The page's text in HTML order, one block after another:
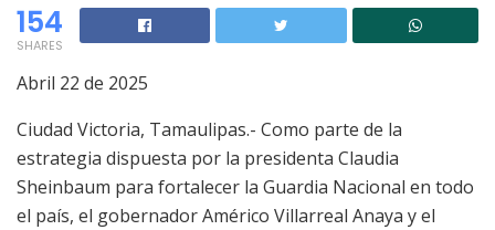
154
SHARES
Abril 22 de 2025
Ciudad Victoria, Tamaulipas.- Como parte de la
estrategia dispuesta por la presidenta Claudia
Sheinbaum para fortalecer la Guardia Nacional en todo
el país, el gobernador Américo Villarreal Anaya y el